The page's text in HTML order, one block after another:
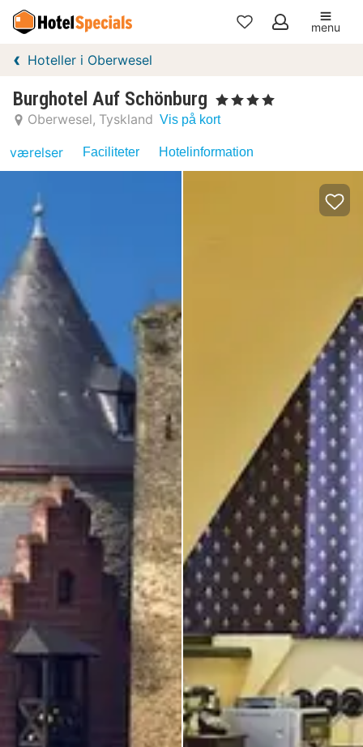
Mine
menu
Hoteller i Oberwesel
Burghotel Auf Schönburg , 4 Stjerner
Oberwesel Tyskland Vis på kort
værelser Faciliteter Hotelinformation